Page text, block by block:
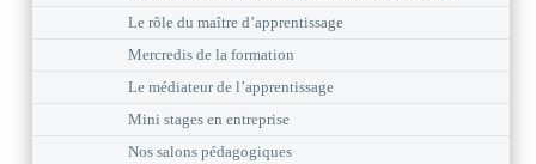
Le rôle du maître d’apprentissage
Mercredis de la formation
Le médiateur de l’apprentissage
Mini stages en entreprise
Nos salons pédagogiques